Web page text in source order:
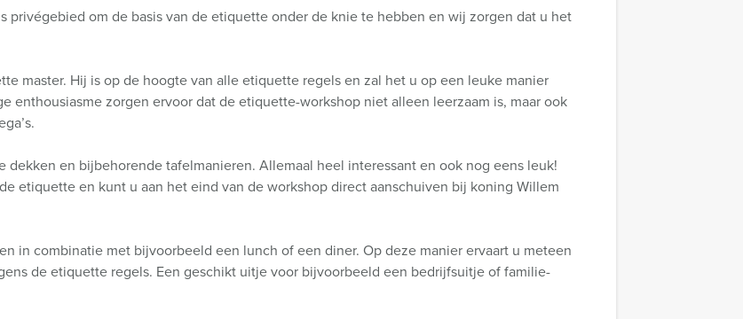
privégebied om de basis van de etiquette onder de knie te hebben en wij zorgen dat u het
master. Hij is op de hoogte van alle etiquette regels en zal het u op een leuke manier
enthousiasme zorgen ervoor dat de etiquette-workshop niet alleen leerzaam is, maar ook
dekken en bijbehorende tafelmanieren. Allemaal heel interessant en ook nog eens leuk!
etiquette en kunt u aan het eind van de workshop direct aanschuiven bij koning Willem
in combinatie met bijvoorbeeld een lunch of een diner. Op deze manier ervaart u meteen
de etiquette regels. Een geschikt uitje voor bijvoorbeeld een bedrijfsuitje of familie-